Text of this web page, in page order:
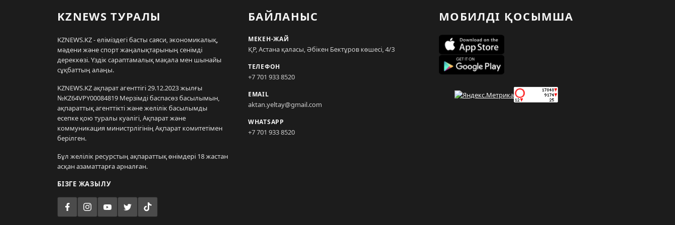
KZNEWS ТУРАЛЫ
KZNEWS.KZ - еліміздегі басты саяси, экономикалық,
мәдени және спорт жаңалықтарының сенімді
дереккөзі. Үздік сараптамалық мақала мен шынайы
сұқбаттың алаңы.
KZNEWS.KZ ақпарат агенттігі 29.12.2023 жылғы
№KZ64VPY00084819 Мерзімді баспасөз басылымын,
ақпараттық агенттікті және желілік басылымды
есепке қою туралы куәлігі, Ақпарат және
коммуникация министрлігінің Ақпарат комитетімен
берілген.
Бұл желілік ресурстың ақпараттық өнімдері 18 жастан
асқан азаматтарға арналған.
БІЗГЕ ЖАЗЫЛУ
БАЙЛАНЫС
МЕКЕН-ЖАЙ
ҚР, Астана қаласы, Әбікен Бектұров көшесі, 4/3
ТЕЛЕФОН
+7 701 933 8520
EMAIL
aktan.yeltay@gmail.com
WHATSAPP
+7 701 933 8520
МОБИЛДІ ҚОСЫМША